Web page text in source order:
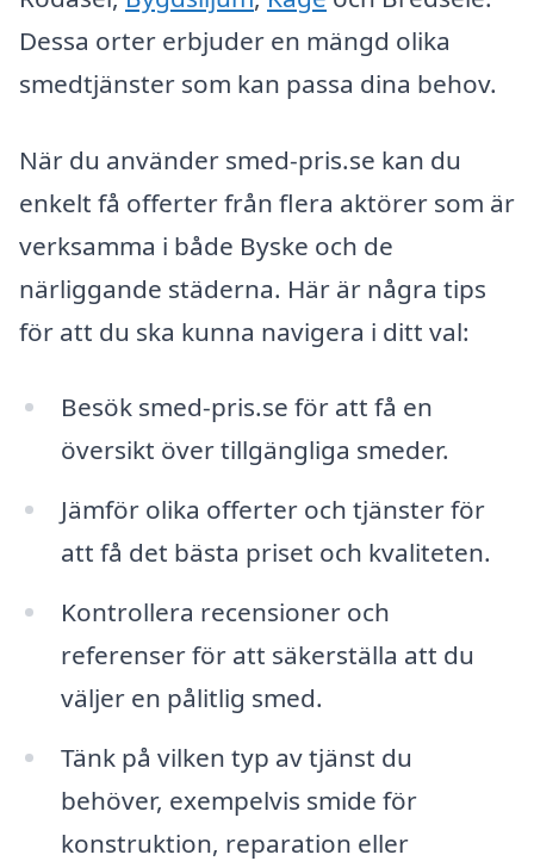
Dessa orter erbjuder en mängd olika
smedtjänster som kan passa dina behov.
När du använder smed-pris.se kan du
enkelt få offerter från flera aktörer som är
verksamma i både Byske och de
närliggande städerna. Här är några tips
för att du ska kunna navigera i ditt val:
Besök smed-pris.se för att få en
översikt över tillgängliga smeder.
Jämför olika offerter och tjänster för
att få det bästa priset och kvaliteten.
Kontrollera recensioner och
referenser för att säkerställa att du
väljer en pålitlig smed.
Tänk på vilken typ av tjänst du
behöver, exempelvis smide för
konstruktion, reparation eller